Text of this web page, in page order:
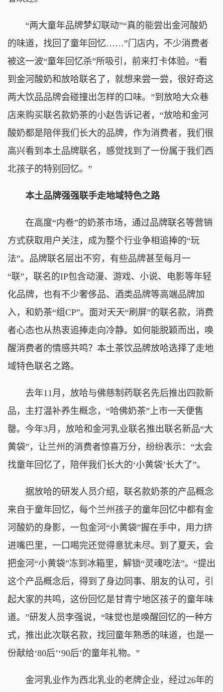
“两大童年品牌梦幻联动”“真的能尝出金河酸奶
的味道，找回了童年回忆……”门店内，不少消费者
被这一波“童年回忆杀”所吸引，前来打卡体验。“看
到金河酸奶和放哈联名了，就想来尝一尝，很好奇这
两大饮品品牌会碰撞出怎样的口味。”到放哈大众巷
店来购买联名款奶茶的小赵告诉记者，“放哈和金河
酸奶都是陪伴我们长大的品牌，作为消费者，我们很
高兴看到本土品牌联名，感觉找到了一份属于我们西
北孩子的特别回忆。”
本土品牌强强联手走地域特色之路
在高度“内卷”的奶茶市场，通过品牌联名等营销
方式获取用户关注，成为整个行业争相追捧的“玩
法”。品牌联名层出不穷，有些品牌甚至每月一
“联”，联名的IP包含动漫、游戏、小说、电影等年轻
化品牌，也有不少奢侈品、酒类品牌等高端品牌加
入，和奶茶“组CP”。面对天天“刷屏”的联名款，消费
者心态也从热衷追捧走向冷静。如何能脱颖而出，唤
醒消费者的情感共鸣？本土茶饮品牌放哈选择了走地
域特色联名之路。
去年11月，放哈与佛慈制药联名先后推出四款新
品，主打温补养生概念，“哈佛奶茶”上市一天便售
罄。今年3月，放哈和金河乳业联名推出联名新品“大
黄袋”，让兰州的消费者惊喜万分，纷纷表示：“太会
找童年回忆了，陪伴我们长大的‘小黄袋’长大了”。
据放哈的研发人员介绍，联名款奶茶的产品概念
来自于童年回忆，每个兰州孩子的童年回忆中都有金
河酸奶的身影，一包金河“小黄袋”握在手中，用力挤
进嘴巴里，一口喝完还觉得意犹未尽。到了夏天，会
把金河“小黄袋”冻到冰箱里，解锁“灵魂吃法”。“提出
这个产品概念后，得到了身边同事、朋友的认可，引
起大家的共鸣，这份回忆是甘青宁地区孩子的童年味
道。”研发人员李强说，“味觉也是唤醒回忆的一种方
式，推出此次联名款，找回童年熟悉的味道，也是一
份献给‘80后’‘90后’的童年礼物。”
金河乳业作为西北乳业的老牌企业，经过26年的